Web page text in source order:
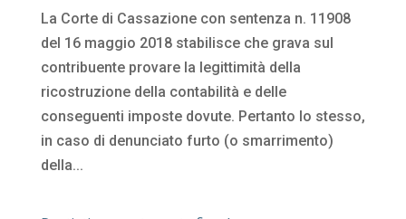
La Corte di Cassazione con sentenza n. 11908
del 16 maggio 2018 stabilisce che grava sul
contribuente provare la legittimità della
ricostruzione della contabilità e delle
conseguenti imposte dovute. Pertanto lo stesso,
in caso di denunciato furto (o smarrimento)
della...